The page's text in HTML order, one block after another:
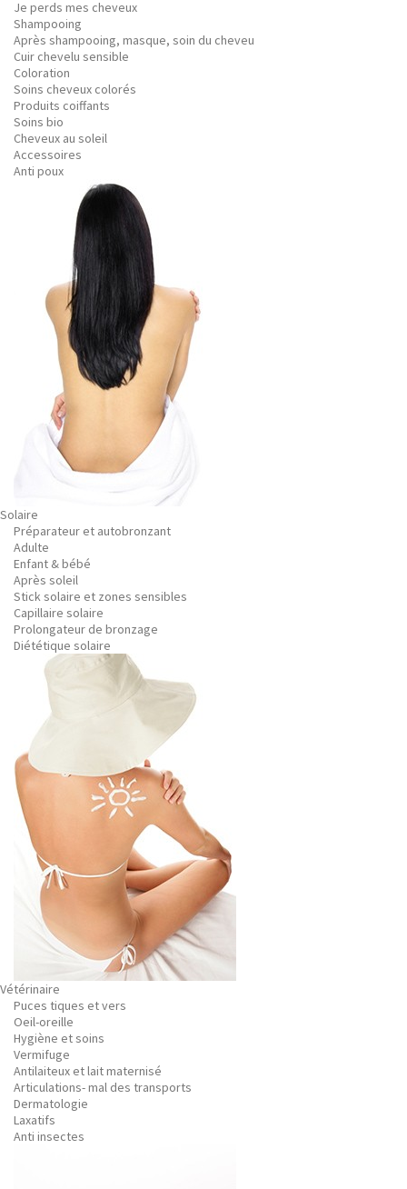
Je perds mes cheveux
Shampooing
Après shampooing, masque, soin du cheveu
Cuir chevelu sensible
Coloration
Soins cheveux colorés
Produits coiffants
Soins bio
Cheveux au soleil
Accessoires
Anti poux
Solaire
Préparateur et autobronzant
Adulte
Enfant & bébé
Après soleil
Stick solaire et zones sensibles
Capillaire solaire
Prolongateur de bronzage
Diététique solaire
Vétérinaire
Puces tiques et vers
Oeil-oreille
Hygiène et soins
Vermifuge
Antilaiteux et lait maternisé
Articulations- mal des transports
Dermatologie
Laxatifs
Anti insectes